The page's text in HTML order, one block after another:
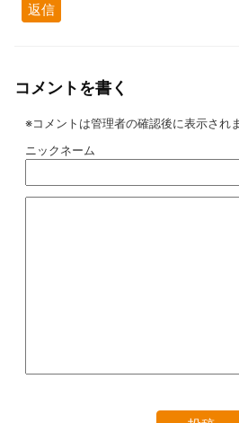
返信
コメントを書く
※コメントは管理者の確認後に表示されま
ニックネーム